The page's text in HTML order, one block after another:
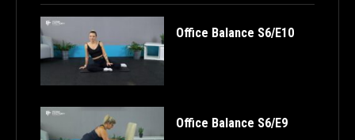
Office Balance S6/E10
Office Balance S6/E9